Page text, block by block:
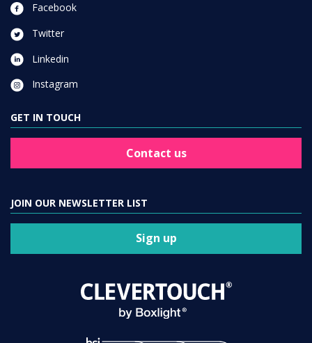
Facebook
Twitter
Linkedin
Instagram
GET IN TOUCH
Contact us
JOIN OUR NEWSLETTER LIST
Sign up